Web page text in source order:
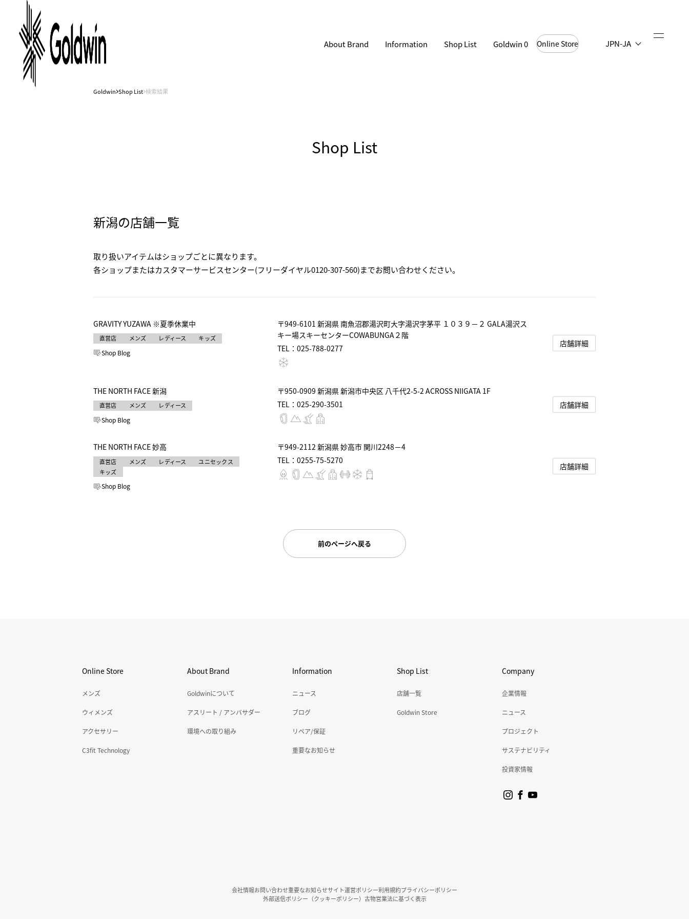
About Brand Information Shop List Goldwin 0 Online Store JPN-JA
Goldwin Shop List 検索結果
Shop List
新潟の店舗一覧
取り扱いアイテムはショップごとに異なります。
各ショップまたはカスタマーサービスセンター(フリーダイヤル0120-307-560)までお問い合わせください。
GRAVITY YUZAWA ※夏季休業中
メンズ レディース キッズ
Shop Blog
〒949-6101 新潟県 南魚沼郡湯沢町大字湯沢字茅平 １０３９－２ GALA湯沢ス
キー場スキーセンターCOWABUNGA２階
TEL：025-788-0277
店舗詳細
THE NORTH FACE 新潟
メンズ レディース
Shop Blog
〒950-0909 新潟県 新潟市中央区 八千代2-5-2 ACROSS NIIGATA 1F
TEL：025-290-3501
店舗詳細
THE NORTH FACE 妙高
メンズ レディース
ユニセックス
キッズ
Shop Blog
〒949-2112 新潟県 妙高市 関川2248－4
TEL：0255-75-5270
店舗詳細
前のページへ戻る
Online Store
メンズ
ウィメンズ
アクセサリー
C3fit Technology
About Brand
Goldwinについて
アスリート / アンバサダー
環境への取り組み
Information
ニュース
ブログ
リペア/保証
重要なお知らせ
Shop List
店舗一覧
Goldwin Store
Company
企業情報
ニュース
プロジェクト
サステナビリティ
投資家情報
会社情報お問い合わせ重要なお知らせサイト運営ポリシー利用規約プライバシーポリシー
外部送信ポリシー（クッキーポリシー） 古物営業法に基づく表示